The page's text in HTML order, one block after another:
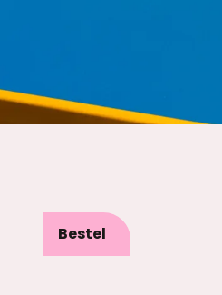
Bestel